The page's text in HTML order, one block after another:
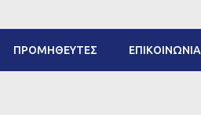
ΠΡΟΜΗΘΕΥΤΈΣ ΕΠΙΚΟΙΝΩΝΊΑ